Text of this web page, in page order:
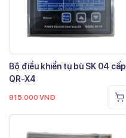
Bộ điều khiển tụ bù SK 04 cấp
QR-X4
815.000 VNĐ